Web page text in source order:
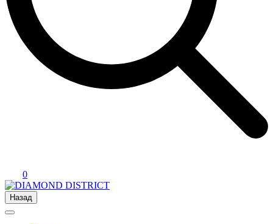
0
Назад